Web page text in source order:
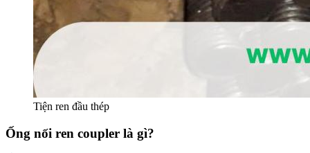
Tiện ren đầu thép
Ống nối ren coupler là gì?